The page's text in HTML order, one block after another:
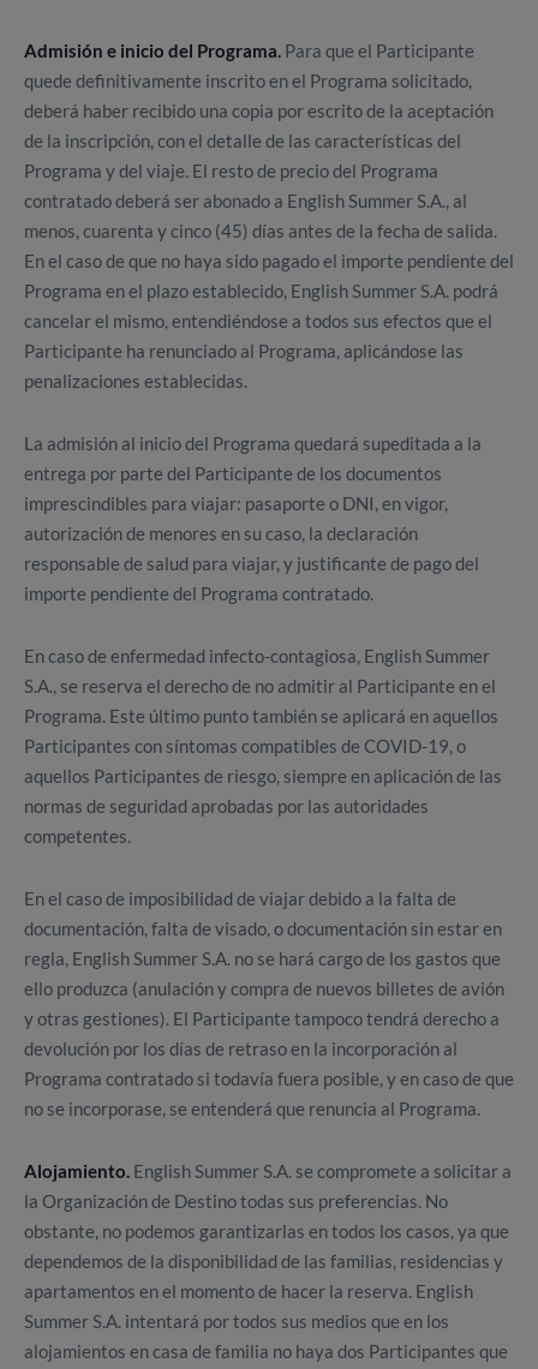
Admisión e inicio del Programa. Para que el Participante
quede definitivamente inscrito en el Programa solicitado,
deberá haber recibido una copia por escrito de la aceptación
de la inscripción, con el detalle de las características del
Programa y del viaje. El resto de precio del Programa
contratado deberá ser abonado a English Summer S.A., al
menos, cuarenta y cinco (45) días antes de la fecha de salida.
En el caso de que no haya sido pagado el importe pendiente del
Programa en el plazo establecido, English Summer S.A. podrá
cancelar el mismo, entendiéndose a todos sus efectos que el
Participante ha renunciado al Programa, aplicándose las
penalizaciones establecidas.
La admisión al inicio del Programa quedará supeditada a la
entrega por parte del Participante de los documentos
imprescindibles para viajar: pasaporte o DNI, en vigor,
autorización de menores en su caso, la declaración
responsable de salud para viajar, y justificante de pago del
importe pendiente del Programa contratado.
En caso de enfermedad infecto-contagiosa, English Summer
S.A., se reserva el derecho de no admitir al Participante en el
Programa. Este último punto también se aplicará en aquellos
Participantes con síntomas compatibles de COVID-19, o
aquellos Participantes de riesgo, siempre en aplicación de las
normas de seguridad aprobadas por las autoridades
competentes.
En el caso de imposibilidad de viajar debido a la falta de
documentación, falta de visado, o documentación sin estar en
regla, English Summer S.A. no se hará cargo de los gastos que
ello produzca (anulación y compra de nuevos billetes de avión
y otras gestiones). El Participante tampoco tendrá derecho a
devolución por los días de retraso en la incorporación al
Programa contratado si todavía fuera posible, y en caso de que
no se incorporase, se entenderá que renuncia al Programa.
Alojamiento. English Summer S.A. se compromete a solicitar a
la Organización de Destino todas sus preferencias. No
obstante, no podemos garantizarlas en todos los casos, ya que
dependemos de la disponibilidad de las familias, residencias y
apartamentos en el momento de hacer la reserva. English
Summer S.A. intentará por todos sus medios que en los
alojamientos en casa de familia no haya dos Participantes que